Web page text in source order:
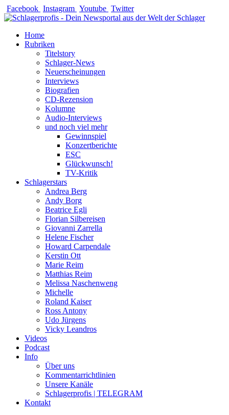
Zum
Inhalt
Facebook Instagram Youtube Twitter
Home
Rubriken
Titelstory
Schlager-News
Neuerscheinungen
Interviews
Biografien
CD-Rezension
Kolumne
Audio-Interviews
und noch viel mehr
Gewinnspiel
Konzertberichte
ESC
Glückwunsch!
TV-Kritik
Schlagerstars
Andrea Berg
Andy Borg
Beatrice Egli
Florian Silbereisen
Giovanni Zarrella
Helene Fischer
Howard Carpendale
Kerstin Ott
Marie Reim
Matthias Reim
Melissa Naschenweng
Michelle
Roland Kaiser
Ross Antony
Udo Jürgens
Vicky Leandros
Videos
Podcast
Info
Über uns
Kommentarrichtlinien
Unsere Kanäle
Schlagerprofis | TELEGRAM
Kontakt